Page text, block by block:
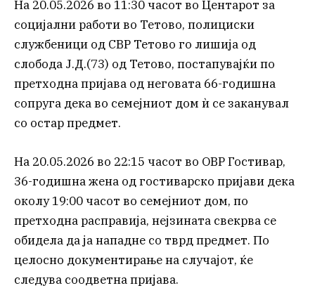
На 20.05.2026 во 11:30 часот во Центарот за
социјални работи во Тетово, полициски
службеници од СВР Тетово го лишија од
слобода Ј.Д.(73) од Тетово, постапувајќи по
претходна пријава од неговата 66-годишна
сопруга дека во семејниот дом ѝ се заканувал
со остар предмет.
На 20.05.2026 во 22:15 часот во ОВР Гостивар,
36-годишна жена од гостиварско пријави дека
околу 19:00 часот во семејниот дом, по
претходна расправија, нејзината свекрва се
обидела да ја нападне со тврд предмет. По
целосно документирање на случајот, ќе
следува соодветна пријава.